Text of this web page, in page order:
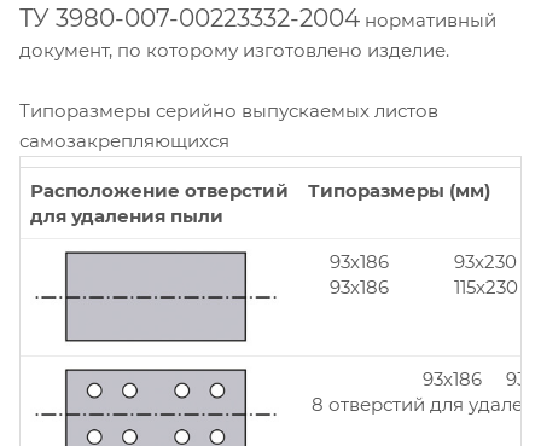
ТУ 3980-007-00223332-2004 нормативный
документ, по которому изготовлено изделие.
Типоразмеры серийно выпускаемых листов
самозакрепляющихся
Расположение отверстий
для удаления пыли
Типоразмеры (мм)
93x186
93x186
93x230
115x230
93x186
8 отверстий для